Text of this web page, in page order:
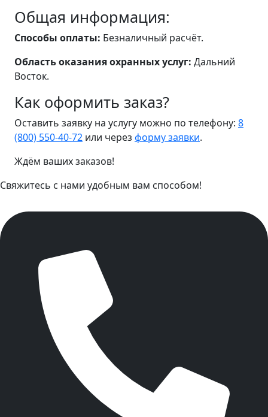
Общая информация:
Способы оплаты: Безналичный расчёт.
Область оказания охранных услуг: Дальний
Восток.
Как оформить заказ?
Оставить заявку на услугу можно по телефону: 8
(800) 550-40-72 или через форму заявки.
Ждём ваших заказов!
Свяжитесь с нами удобным вам способом!